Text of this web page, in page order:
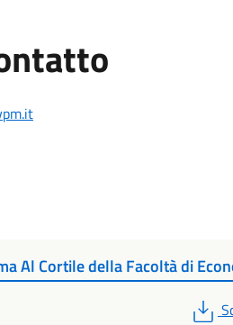
Al Cortile della Facoltà di